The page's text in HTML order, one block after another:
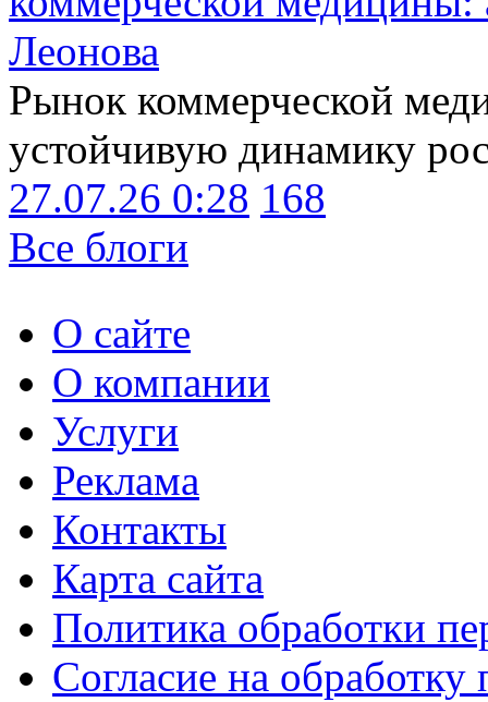
Леонова
Рынок коммерческой
устойчивую динамику
27.07.26 0:28 168
Все блоги
О сайте
О компании
Услуги
Реклама
Контакты
Карта сайта
Политика обработки
Согласие на